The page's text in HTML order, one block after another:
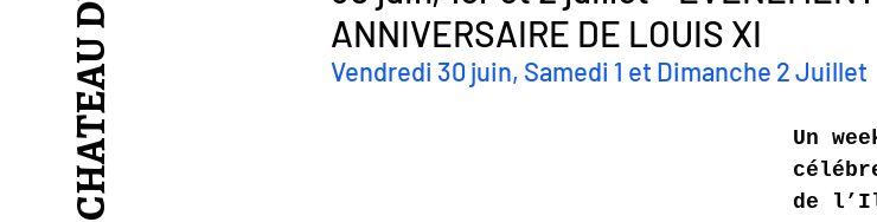
ANNIVERSAIRE DE LOUIS XI
Vendredi 30 juin, Samedi 1 et Dimanche 2 Juillet
Un
de